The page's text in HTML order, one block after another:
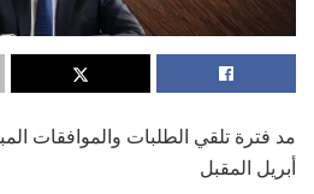
أبريل المقبل